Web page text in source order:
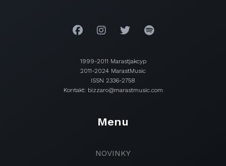
1999-2011 Marastjakcyp
2011-2024 MarastMusic
ISSN 2336-2758
Kontakt: bizzaro@marastmusic.com
Menu
NOVINKY